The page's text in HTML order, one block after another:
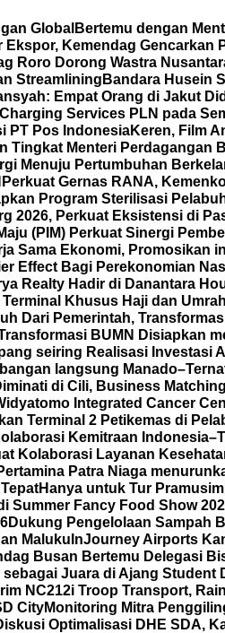
Global Bertemu dengan
Ekspor, Kemendag Gencarkan
Roro Dorong Wastra
Streamlining Bandara Husein
Empat Orang di Jakut
Services PLN pada
PT Pos IndonesiaKeren, Film
Tingkat Menteri Perdagangan
Menuju Pertumbuhan
Perkuat Gernas RANA,
Program Sterilisasi
2026, Perkuat Eksistensi di
(PIM) Perkuat Sinergi
Sama Ekonomi, Promosikan
Effect Bagi Perekonomian
Realty Hadir di Danantara
Khusus Haji dan
Dari Pemerintah,
BUMN Disiapkan
seiring Realisasi Investasi
langsung
di Cili, Business
Integrated Cancer
Terminal 2 Petikemas di
Kemitraan
Kolaborasi Layanan
Patra Niaga
Hanya untuk Tur
Summer Fancy Food Show
Dukung Pengelolaan Sampah
Maluku InJourney Airports
Busan Bertemu Delegasi
Juara di Ajang Student
NC212i Troop Transport,
CityMonitoring Mitra
Optimalisasi DHE SDA,